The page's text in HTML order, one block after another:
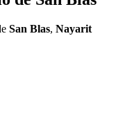
San Blas, Nayarit